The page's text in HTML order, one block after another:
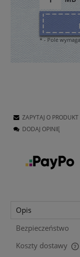
*- Pole
ZAPYTAJ O PRODUKT
DODAJ OPINIĘ
Opis
Bezpieczeństwo
Koszty dostawy
Cena nie zawiera